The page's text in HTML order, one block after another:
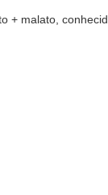
malato,